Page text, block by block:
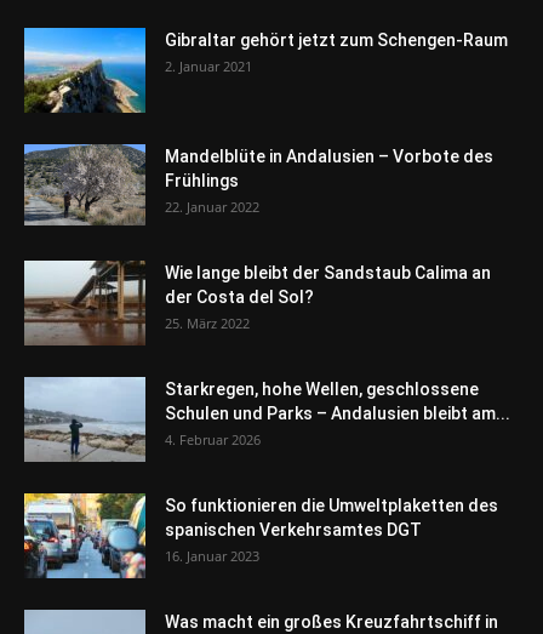
Gibraltar gehört jetzt zum Schengen-Raum
2. Januar 2021
Mandelblüte in Andalusien – Vorbote des
Frühlings
22. Januar 2022
Wie lange bleibt der Sandstaub Calima an
der Costa del Sol?
25. März 2022
Starkregen, hohe Wellen, geschlossene
Schulen und Parks – Andalusien bleibt am...
4. Februar 2026
So funktionieren die Umweltplaketten des
spanischen Verkehrsamtes DGT
16. Januar 2023
Was macht ein großes Kreuzfahrtschiff in